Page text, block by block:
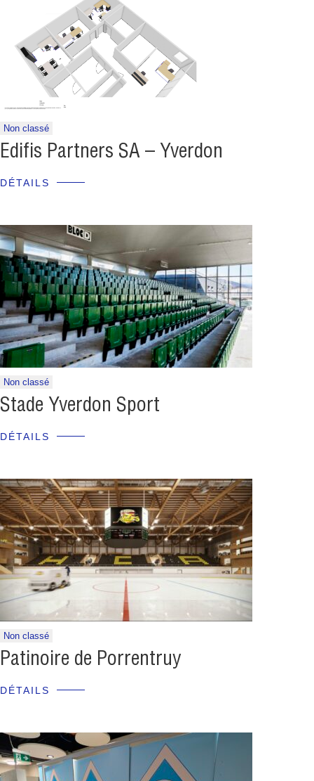
Non classé
Edifis Partners SA – Yverdon
DÉTAILS
Non classé
Stade Yverdon Sport
DÉTAILS
Non classé
Patinoire de Porrentruy
DÉTAILS